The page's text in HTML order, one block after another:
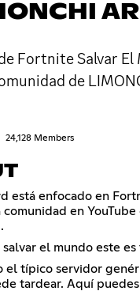
Fortnite Salvar El
de
24,128 Members
está enfocado en
comunidad en YouTube
salvar el mundo este
el típico servidor
tardear. Aquí